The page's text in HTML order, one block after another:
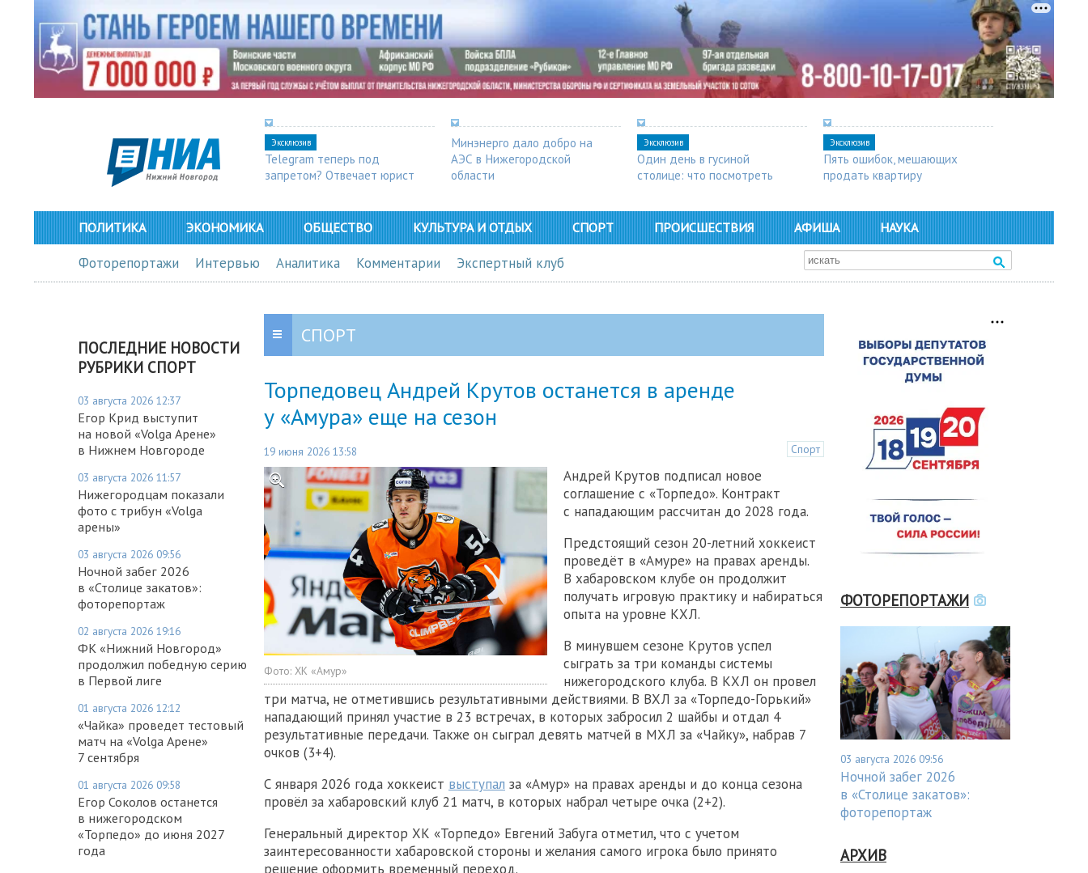
Эксклюзив
Telegram теперь под
запретом? Отвечает юрист
Минэнерго дало добро на
АЭС в Нижегородской
области
Эксклюзив
Один день в гусиной
столице: что посмотреть
Эксклюзив
Пять ошибок, мешающих
продать квартиру
ПОЛИТИКА ЭКОНОМИКА ОБЩЕСТВО КУЛЬТУРА И ОТДЫХ СПОРТ ПРОИСШЕСТВИЯ АФИША НАУКА
Фоторепортажи Интервью Аналитика Комментарии Экспертный клуб
ПОСЛЕДНИЕ НОВОСТИ
РУБРИКИ СПОРТ
03 августа 2026 12:37
Егор Крид выступит
на новой «Volga Арене»
в Нижнем Новгороде
03 августа 2026 11:57
Нижегородцам показали
фото с трибун «Volga
арены»
03 августа 2026 09:56
Ночной забег 2026
в «Столице закатов»:
фоторепортаж
02 августа 2026 19:16
ФК «Нижний Новгород»
продолжил победную серию
в Первой лиге
01 августа 2026 12:12
«Чайка» проведет тестовый
матч на «Volga Арене»
7 сентября
01 августа 2026 09:58
Егор Соколов останется
в нижегородском
«Торпедо» до июня 2027
года
СПОРТ
Торпедовец Андрей Крутов останется в аренде
у «Амура» еще на сезон
19 июня 2026 13:58 Спорт
Фото: ХК «Амур»
Андрей Крутов подписал новое
соглашение с «Торпедо». Контракт
с нападающим рассчитан до 2028 года.
Предстоящий сезон 20-летний хоккеист
проведёт в «Амуре» на правах аренды.
В хабаровском клубе он продолжит
получать игровую практику и набираться
опыта на уровне КХЛ.
В минувшем сезоне Крутов успел
сыграть за три команды системы
нижегородского клуба. В КХЛ он провел
три матча, не отметившись результативными действиями. В ВХЛ за «Торпедо-Горький»
нападающий принял участие в 23 встречах, в которых забросил 2 шайбы и отдал 4
результативные передачи. Также он сыграл девять матчей в МХЛ за «Чайку», набрав 7
очков (3+4).
С января 2026 года хоккеист выступал за «Амур» на правах аренды и до конца сезона
провёл за хабаровский клуб 21 матч, в которых набрал четыре очка (2+2).
Генеральный директор ХК «Торпедо» Евгений Забуга отметил, что с учетом
заинтересованности хабаровской стороны и желания самого игрока было принято
решение оформить временный переход.
ФОТОРЕПОРТАЖИ
03 августа 2026 09:56
Ночной забег 2026
в «Столице закатов»:
фоторепортаж
АРХИВ